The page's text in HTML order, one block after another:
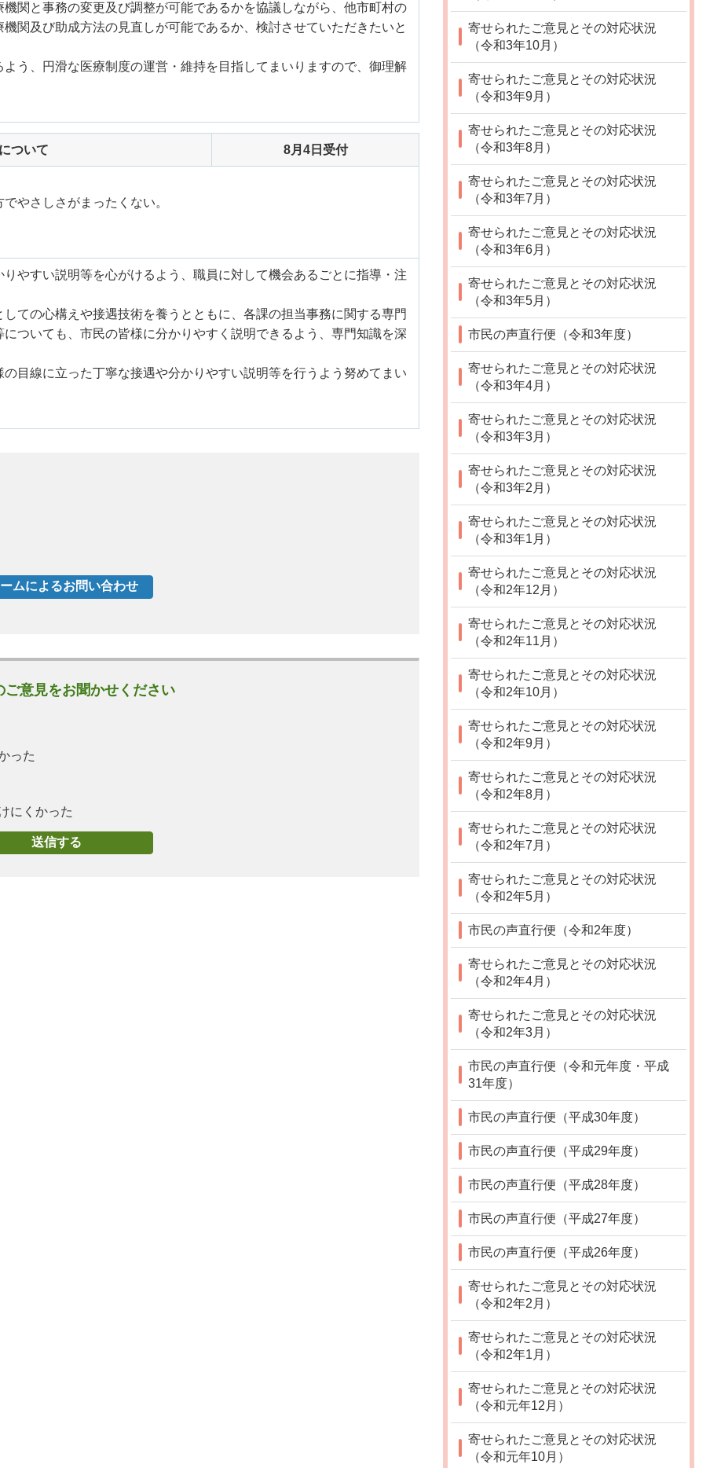
関と事務の変更及び調整が可能であるかを協議しながら、他市町村の
関及び助成方法の見直しが可能であるか、検討させていただきたいと
う、円滑な医療制度の運営・維持を目指してまいりますので、御理解
ついて 8月4日受付
やさしさがまったくない。
やすい説明等を心がけるよう、職員に対して機会あるごとに指導・注
ての心構えや接遇技術を養うとともに、各課の担当事務に関する専門
ついても、市民の皆様に分かりやすく説明できるよう、専門知識を深
目線に立った丁寧な接遇や分かりやすい説明等を行うよう努めてまい
意見をお聞かせください
った
にくかった
寄せられたご意見とその対応状況
（令和3年10月）
寄せられたご意見とその対応状況
（令和3年9月）
寄せられたご意見とその対応状況
（令和3年8月）
寄せられたご意見とその対応状況
（令和3年7月）
寄せられたご意見とその対応状況
（令和3年6月）
寄せられたご意見とその対応状況
（令和3年5月）
市民の声直行便（令和3年度）
寄せられたご意見とその対応状況
（令和3年4月）
寄せられたご意見とその対応状況
（令和3年3月）
寄せられたご意見とその対応状況
（令和3年2月）
寄せられたご意見とその対応状況
（令和3年1月）
寄せられたご意見とその対応状況
（令和2年12月）
寄せられたご意見とその対応状況
（令和2年11月）
寄せられたご意見とその対応状況
（令和2年10月）
寄せられたご意見とその対応状況
（令和2年9月）
寄せられたご意見とその対応状況
（令和2年8月）
寄せられたご意見とその対応状況
（令和2年7月）
寄せられたご意見とその対応状況
（令和2年5月）
市民の声直行便（令和2年度）
寄せられたご意見とその対応状況
（令和2年4月）
寄せられたご意見とその対応状況
（令和2年3月）
市民の声直行便（令和元年度・平成
31年度）
市民の声直行便（平成30年度）
市民の声直行便（平成29年度）
市民の声直行便（平成28年度）
市民の声直行便（平成27年度）
市民の声直行便（平成26年度）
寄せられたご意見とその対応状況
（令和2年2月）
寄せられたご意見とその対応状況
（令和2年1月）
寄せられたご意見とその対応状況
（令和元年12月）
寄せられたご意見とその対応状況
（令和元年10月）